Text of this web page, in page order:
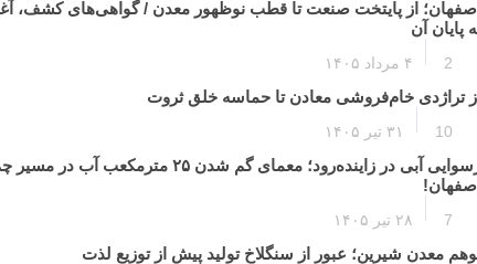
اصفهان؛ از پایتخت صنعت تا قطب نوظهور معدن / گواهی‌های کشف،
پایان آن
2 ۴ مرداد ۱۴۰۵
از تراژدی خام‌فروشی معادن تا حماسه خلق ثروت
10 ۳۱ تیر ۱۴۰۵
رسوایی آبی در زاینده‌رود؛ معمای گم شدن ۲۵ مترمکعب
اصفهان!
7 ۲۸ تیر ۱۴۰۵
معدن شیرین؛ عبور از سنگلاخ تولید پیش از توزیع لذت